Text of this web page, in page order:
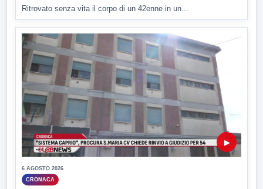
Ritrovato senza vita il corpo di un 42enne in un...
▶
6 AGOSTO 2026
CRONACA